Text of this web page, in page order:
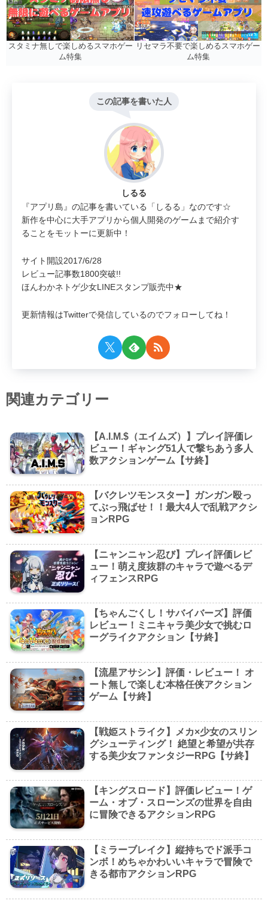
スタミナ無しで楽しめるスマホゲー
ム特集
リセマラ不要で楽しめるスマホゲー
ム特集
この記事を書いた人
しるる
『アプリ島』の記事を書いている「しるる」なのです☆
新作を中心に大手アプリから個人開発のゲームまで紹介す
ることをモットーに更新中！
サイト開設2017/6/28
レビュー記事数1800突破!!
ほんわかネトゲ少女LINEスタンプ販売中★
更新情報はTwitterで発信しているのでフォローしてね！
関連カテゴリー
【A.I.M.$（エイムズ）】プレイ評価レ
ビュー！ギャング51人で撃ちあう多人
数アクションゲーム【サ終】
【バクレツモンスター】ガンガン殴っ
てぶっ飛ばせ！！最大4人で乱戦アクシ
ョンRPG
【ニャンニャン忍び】プレイ評価レビ
ュー！萌え度抜群のキャラで遊べるデ
ィフェンスRPG
【ちゃんごくし！サバイバーズ】評価
レビュー！ミニキャラ美少女で挑むロ
ーグライクアクション【サ終】
【流星アサシン】評価・レビュー！ オ
ート無しで楽しむ本格任侠アクション
ゲーム【サ終】
【戦姫ストライク】メカ×少女のスリン
グシューティング！ 絶望と希望が共存
する美少女ファンタジーRPG【サ終】
【キングスロード】評価レビュー！ゲ
ーム・オブ・スローンズの世界を自由
に冒険できるアクションRPG
【ミラーブレイク】縦持ちでド派手コ
ンボ！めちゃかわいいキャラで冒険で
きる都市アクションRPG